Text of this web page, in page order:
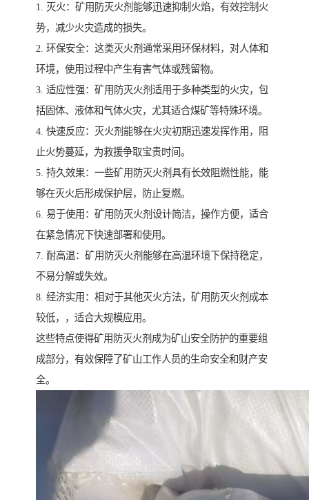
1. 灭火：矿用防灭火剂能够迅速抑制火焰，有效控制火
势，减少火灾造成的损失。
2. 环保安全：这类灭火剂通常采用环保材料，对人体和
环境，使用过程中产生有害气体或残留物。
3. 适应性强：矿用防灭火剂适用于多种类型的火灾，包
括固体、液体和气体火灾，尤其适合煤矿等特殊环境。
4. 快速反应：灭火剂能够在火灾初期迅速发挥作用，阻
止火势蔓延，为救援争取宝贵时间。
5. 持久效果：一些矿用防灭火剂具有长效阻燃性能，能
够在灭火后形成保护层，防止复燃。
6. 易于使用：矿用防灭火剂设计简洁，操作方便，适合
在紧急情况下快速部署和使用。
7. 耐高温：矿用防灭火剂能够在高温环境下保持稳定，
不易分解或失效。
8. 经济实用：相对于其他灭火方法，矿用防灭火剂成本
较低，，适合大规模应用。
这些特点使得矿用防灭火剂成为矿山安全防护的重要组
成部分，有效保障了矿山工作人员的生命安全和财产安
全。